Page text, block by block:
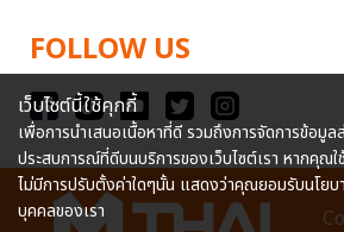
FOLLOW US
เว็บไซต์นี้ใช้คุกกี้
เพื่อการนำเสนอเนื้อหาที่ดี รวมถึงการจัดการข้อมู
ประสบการณ์ที่ดีบนบริการของเว็บไซต์เรา หากคุณใ
ไม่มีการปรับตั้งค่าใดๆนั้น แสดงว่าคุณยอมรับนโยบ
บุคคลของเรา